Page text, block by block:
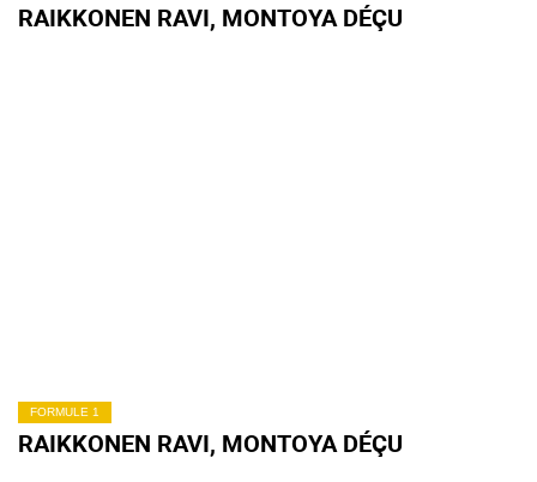
RAIKKONEN RAVI, MONTOYA DÉÇU
FORMULE 1
RAIKKONEN RAVI, MONTOYA DÉÇU